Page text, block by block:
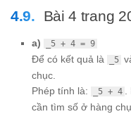
Bài 4 trang
a) _5 + 4 = 9
Để có kết quả là _5
chục.
Phép tính là:
_5 + 4 .
cần tìm số ở hàng